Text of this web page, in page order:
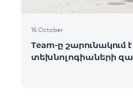
16 October
Team-ը շարունակում
տեխնոլոգիաների